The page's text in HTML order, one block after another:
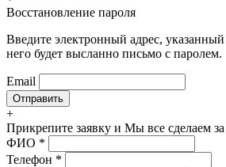
Восстановление пароля
Введите электронный адрес,
него будет высланно письмо с паролем.
Email
+
Прикрепите заявку и Мы все сделаем
ФИО *
Телефон *